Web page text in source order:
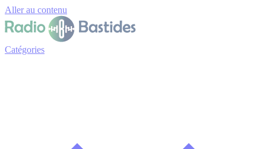
Aller au contenu
Catégories
Panneau de gestion des cookies